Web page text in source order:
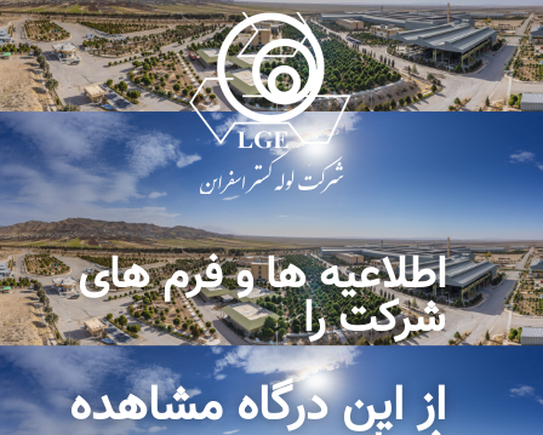
اطلاعیه ها و فرم های
شرکت را
از این درگاه مشاهده